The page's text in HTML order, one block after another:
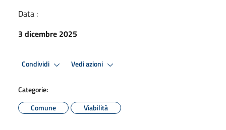
Data :
3 dicembre 2025
Condividi Vedi azioni
Categorie:
Comune
Viabilità